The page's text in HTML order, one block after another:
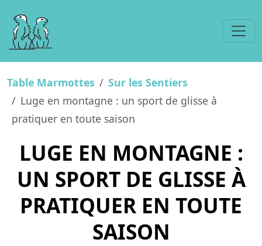
Table Marmottes
Sur les Sentiers
Luge en montagne : un sport de glisse à
pratiquer en toute saison
LUGE EN MONTAGNE :
UN SPORT DE GLISSE À
PRATIQUER EN TOUTE
SAISON